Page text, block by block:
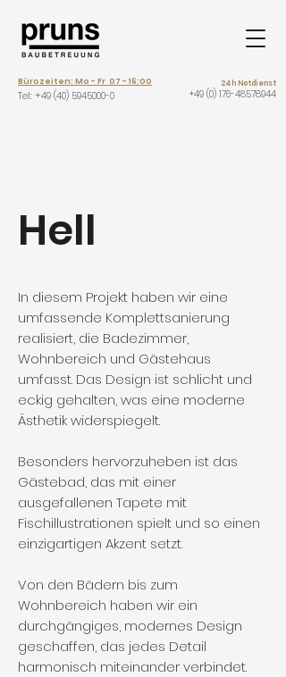
Bürozeiten: Mo - Fr 07 - 16:00
Tel: +49 (40) 5945000-0
24h Notdienst
+49 (0) 176-48578944
Hell
In diesem Projekt haben wir eine
umfassende Komplettsanierung
realisiert, die Badezimmer,
Wohnbereich und Gästehaus
umfasst. Das Design ist schlicht und
eckig gehalten, was eine moderne
Ästhetik widerspiegelt.
Besonders hervorzuheben ist das
Gästebad, das mit einer
ausgefallenen Tapete mit
Fischillustrationen spielt und so einen
einzigartigen Akzent setzt.
Von den Bädern bis zum
Wohnbereich haben wir ein
durchgängiges, modernes Design
geschaffen, das jedes Detail
harmonisch miteinander verbindet.